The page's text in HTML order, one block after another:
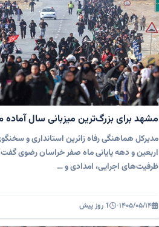
مشهد برای بزرگ‌ترین میزبانی سال
مدیرکل هماهنگی رفاه زائرین استانداری و
اربعین و دهه پایانی ماه صفر خراسان رضوی
ظرفیت‌های اجرایی، امدادی و …
۱۴۰۵/۰۵/۱۴· 1 روز پیش